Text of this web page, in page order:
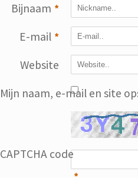
Bijnaam *
E-mail *
Website
Mijn naam, e-mail en site
CAPTCHA code